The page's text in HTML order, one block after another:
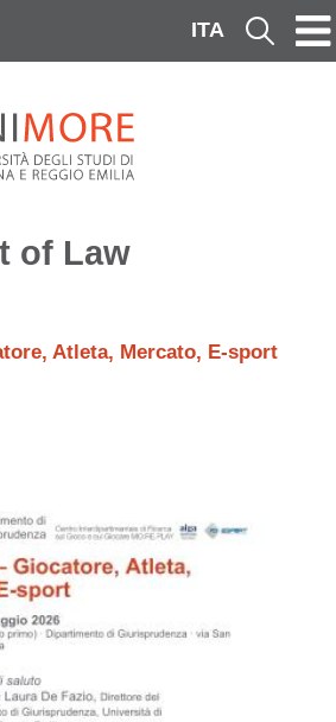
ITA Cerca
of Law
Atleta, Mercato, E-sport
della notizia